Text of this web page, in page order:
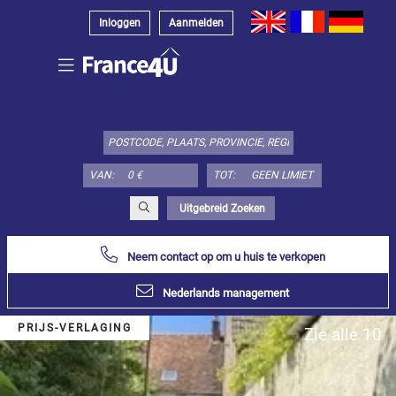
Inloggen Aanmelden
VAN: TOT:
Uitgebreid Zoeken
Appartement
Alles
selecteren
Appartement
Duplex
Penthouse
Huis
Neem contact op om u huis te verkopen
Nederlands management
PRIJS-VERLAGING Zie alle 10